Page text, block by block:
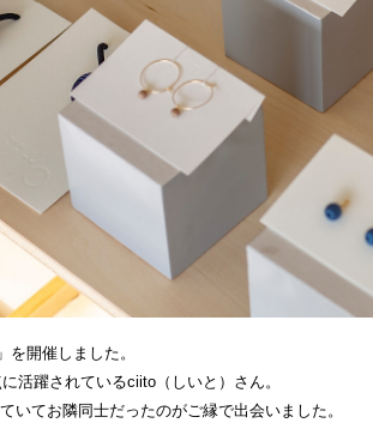
開催しました。
活躍されているciito（しいと）さん。
いてお隣同士だったのがご縁で出会いました。